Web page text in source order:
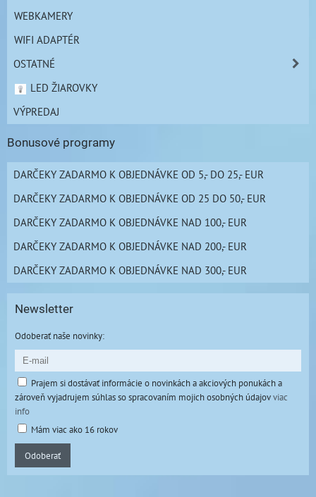
WEBKAMERY
WIFI ADAPTÉR
OSTATNÉ
LED ŽIAROVKY
VÝPREDAJ
Bonusové programy
DARČEKY ZADARMO K OBJEDNÁVKE OD 5,- DO 25,- EUR
DARČEKY ZADARMO K OBJEDNÁVKE OD 25 DO 50,- EUR
DARČEKY ZADARMO K OBJEDNÁVKE NAD 100,- EUR
DARČEKY ZADARMO K OBJEDNÁVKE NAD 200,- EUR
DARČEKY ZADARMO K OBJEDNÁVKE NAD 300,- EUR
Newsletter
Odoberať naše novinky:
Prajem si dostávať informácie o novinkách a akciových ponukách a
zároveň vyjadrujem súhlas so spracovaním mojich osobných údajovviac
info
Mám viac ako 16 rokov
Odoberať